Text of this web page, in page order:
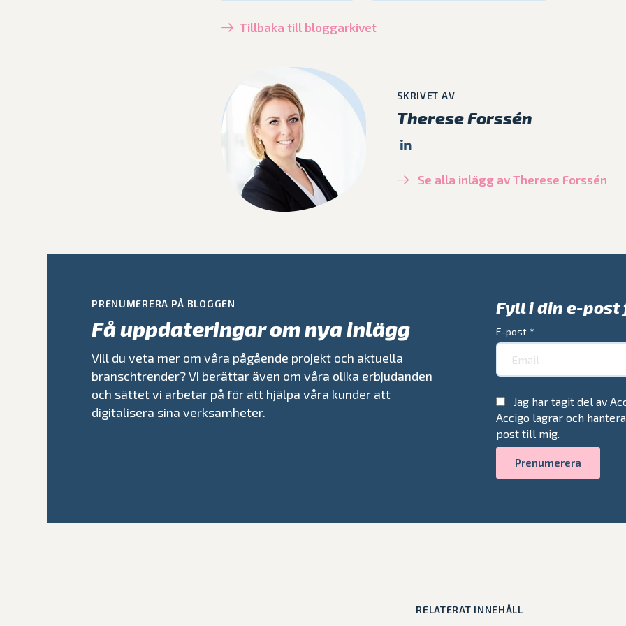
Tillbaka till bloggarkivet
SKRIVET AV
Therese Forssén
Se alla inlägg av Therese Forssén
PRENUMERERA PÅ BLOGGEN
Få uppdateringar om nya inlägg
Vill du veta mer om våra pågående projekt och aktuella
branschtrender? Vi berättar även om våra olika erbjudanden
och sättet vi arbetar på för att hjälpa våra kunder att
digitalisera sina verksamheter.
Fyll i din e-
E-post *
Jag har tagit del av
Accigo lagrar och
post till mig.
RELATERAT INNEHÅLL